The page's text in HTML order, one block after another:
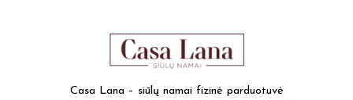
Casa Lana – siūlų namai fizinė parduotuvė